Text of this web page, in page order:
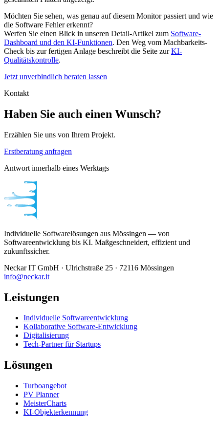
Möchten Sie sehen, was genau auf diesem Monitor passiert und wie
die Software Fehler erkennt?
Werfen Sie einen Blick in unseren Detail-Artikel zum Software-
Dashboard und den KI-Funktionen. Den Weg vom Machbarkeits-
Check bis zur fertigen Anlage beschreibt die Seite zurKI-
Qualitätskontrolle.
Jetzt unverbindlich beraten lassen
Kontakt
Haben Sie auch einen Wunsch?
Erzählen Sie uns von Ihrem Projekt.
Erstberatung anfragen
Antwort innerhalb eines Werktags
Individuelle Softwarelösungen aus Mössingen — von
Softwareentwicklung bis KI. Maßgeschneidert, effizient und
zukunftssicher.
Neckar IT GmbH · Ulrichstraße 25 · 72116 Mössingen
info@neckar.it
Leistungen
Individuelle Softwareentwicklung
Kollaborative Software-Entwicklung
Digitalisierung
Tech-Partner für Startups
Lösungen
Turboangebot
PV Planner
MeisterCharts
KI-Objekterkennung